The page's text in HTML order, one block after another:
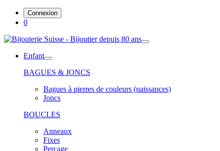
Connexion
0
Enfant
BAGUES & JONCS
Bagues à pierres de couleurs (naissances)
Joncs
BOUCLES
Anneaux
Fixes
Perçage